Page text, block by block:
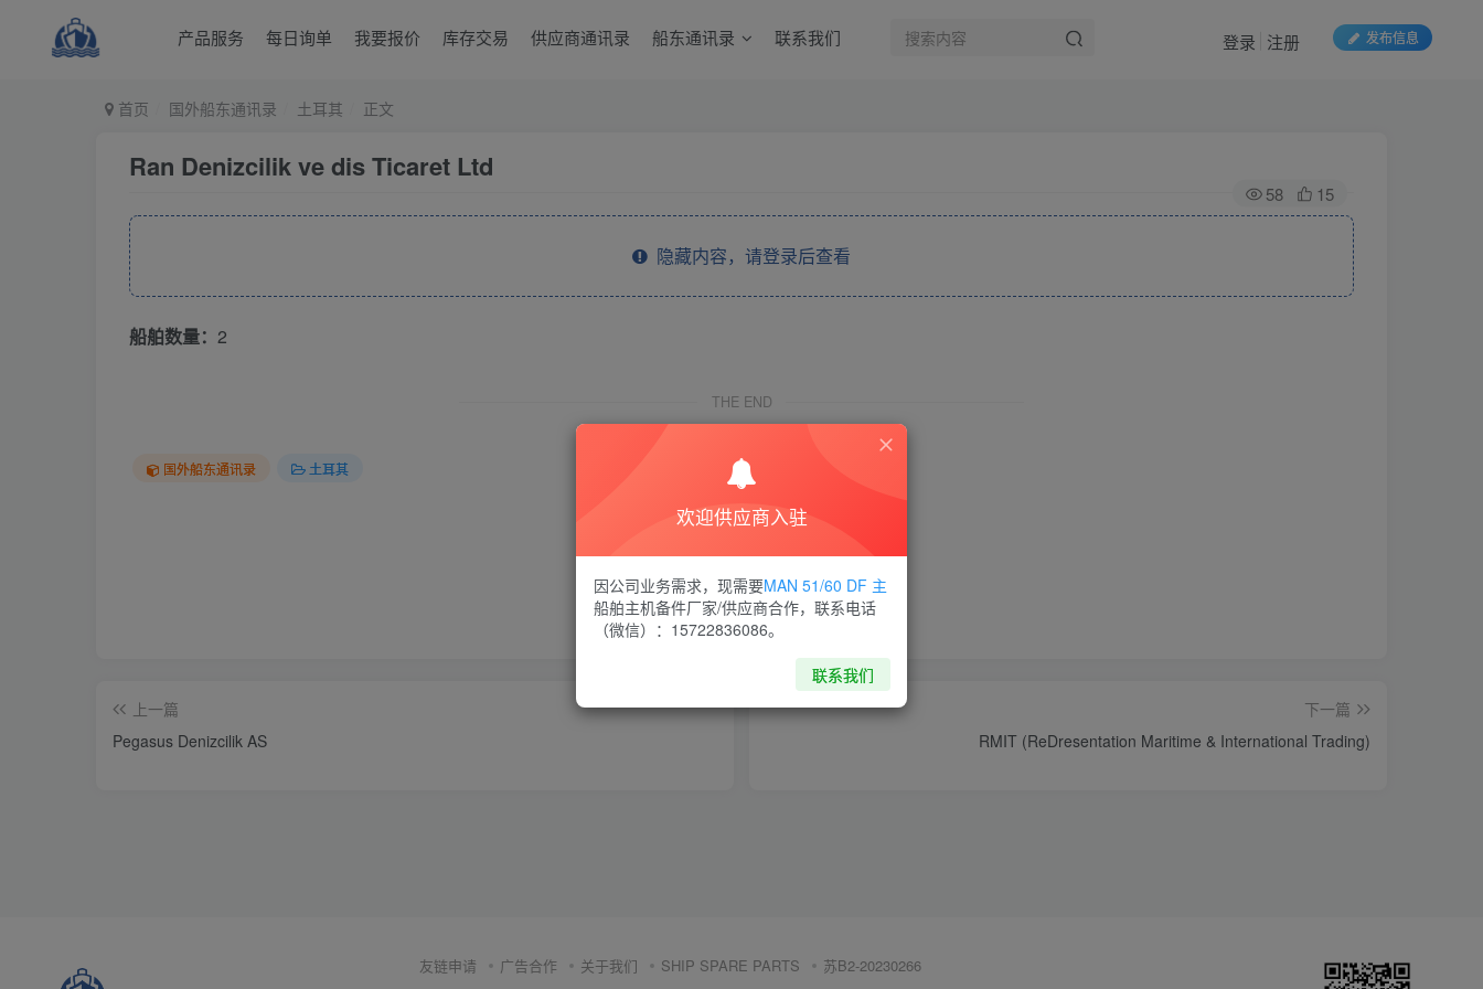
产品服务 每日询单 我要报价 库存交易 供应商通讯录 船东通讯录 联系我们 发布信息
登录 注册
首页 国外船东通讯录 土耳其 正文
Ran Denizcilik ve dis Ticaret Ltd
58 15
隐藏内容，请登录后查看
船舶数量： 2
THE END
国外船东通讯录 土耳其
喜欢就支持一下吧
点赞15 分享 收藏
上一篇
Pegasus Denizcilik AS
下一篇
RMIT (ReDresentation Maritime & International Trading)
友链申请 广告合作 关于我们 SHIP SPARE PARTS 苏B2-20230266
欢迎供应商入驻
因公司业务需求，现需要MAN 51/60 DF 主
船舶主机备件厂家/供应商合作，联系电话
（微信）：15722836086。
联系我们